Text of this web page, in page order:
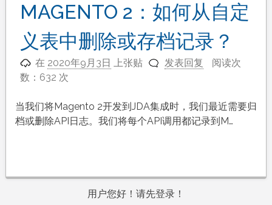
MAGENTO 2：如何从自定
义表中删除或存档记录？
在 2020年9月3日 上张贴 发表回复
阅读次
数：632 次
当我们将Magento 2开发到JDA集成时，我们最近需要归
档或删除API日志。我们将每个API调用都记录到M…
用户您好！请先登录！